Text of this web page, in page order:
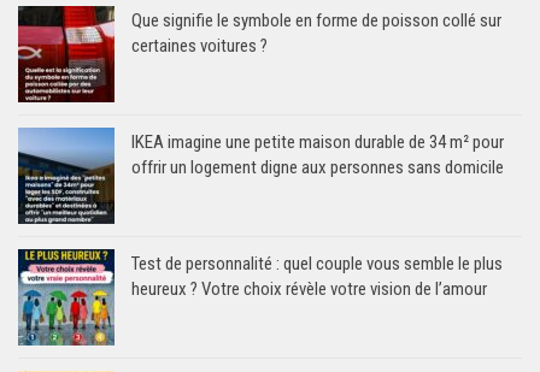
Que signifie le symbole en forme de poisson collé sur
certaines voitures ?
IKEA imagine une petite maison durable de 34 m² pour
offrir un logement digne aux personnes sans domicile
Test de personnalité : quel couple vous semble le plus
heureux ? Votre choix révèle votre vision de l’amour